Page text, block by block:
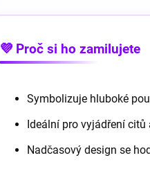
💜 Proč si ho zamilujete
Symbolizuje hluboké
Ideální pro vyjádření
Nadčasový design se